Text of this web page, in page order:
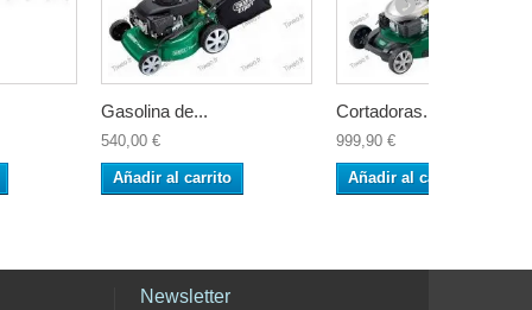
Gasolina de...
540,00 €
Añadir al carrito
Cortadoras...
999,90 €
Añadir al carrito
Newsletter